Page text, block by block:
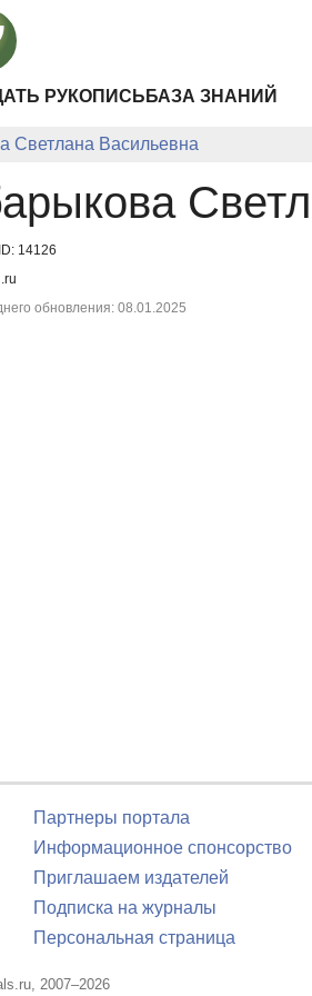
РУКОПИСЬ БАЗА ЗНАНИЙ
Светлана Васильевна
14126
обновления: 08.01.2025
Партнеры портала
Информационное спонсорство
Приглашаем издателей
Подписка на журналы
Персональная страница
2007–2026